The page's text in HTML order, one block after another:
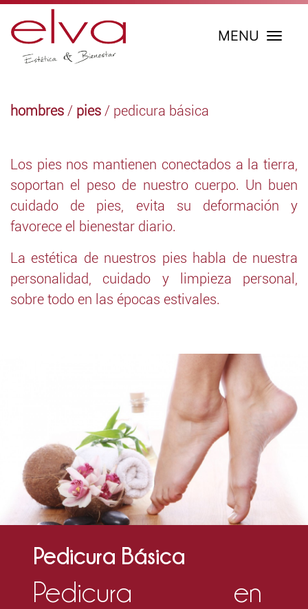
MENU
hombres / pies / pedicura básica
Los pies nos mantienen conectados a la tierra,
soportan el peso de nuestro cuerpo. Un buen
cuidado de pies, evita su deformación y
favorece el bienestar diario.
La estética de nuestros pies habla de nuestra
personalidad, cuidado y limpieza personal,
sobre todo en las épocas estivales.
Pedicura Básica
Pedicura en